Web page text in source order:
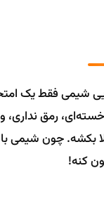
شیمی فقط یک
رمق نداری،